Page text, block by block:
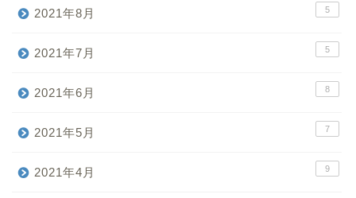
2021年8月 5
2021年7月 5
2021年6月 8
2021年5月 7
2021年4月 9